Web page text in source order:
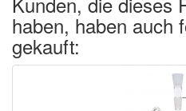
haben, haben auch
gekauft: